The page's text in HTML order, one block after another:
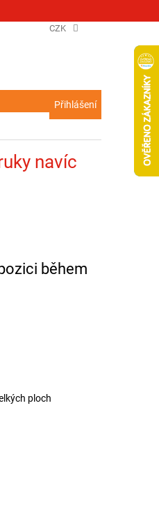
CZK
Přihlášení
navíc
během
ploch